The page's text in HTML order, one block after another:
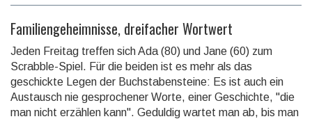
Familiengeheimnisse, dreifacher Wortwert
Jeden Freitag treffen sich Ada (80) und Jane (60) zum
Scrabble-Spiel. Für die beiden ist es mehr als das
geschickte Legen der Buchstabensteine: Es ist auch ein
Austausch nie gesprochener Worte, einer Geschichte, "die
man nicht erzählen kann". Geduldig wartet man ab, bis man